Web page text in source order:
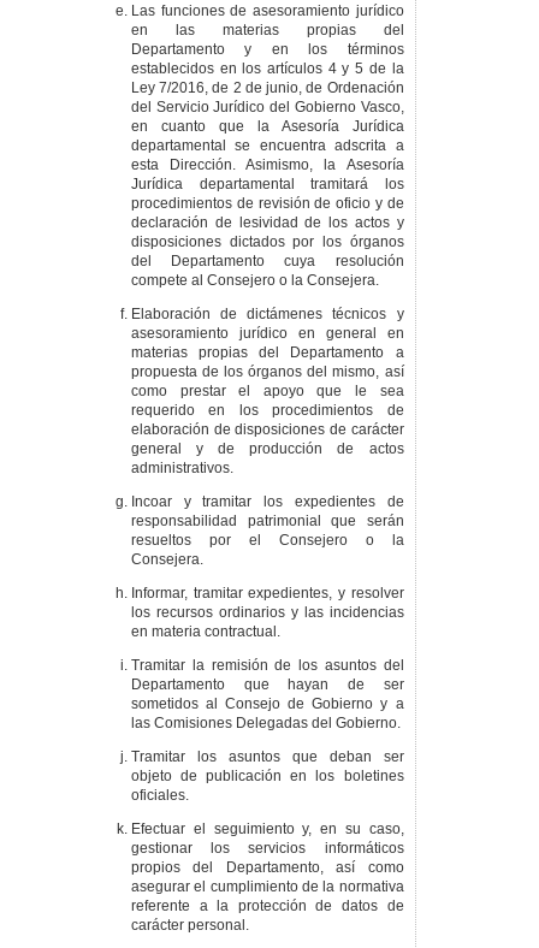
Las funciones de asesoramiento jurídico
en las materias propias del
Departamento y en los términos
establecidos en los artículos 4 y 5 de la
Ley 7/2016, de 2 de junio, de Ordenación
del Servicio Jurídico del Gobierno Vasco,
en cuanto que la Asesoría Jurídica
departamental se encuentra adscrita a
esta Dirección. Asimismo, la Asesoría
Jurídica departamental tramitará los
procedimientos de revisión de oficio y de
declaración de lesividad de los actos y
disposiciones dictados por los órganos
del Departamento cuya resolución
compete al Consejero o la Consejera.
Elaboración de dictámenes técnicos y
asesoramiento jurídico en general en
materias propias del Departamento a
propuesta de los órganos del mismo, así
como prestar el apoyo que le sea
requerido en los procedimientos de
elaboración de disposiciones de carácter
general y de producción de actos
administrativos.
Incoar y tramitar los expedientes de
responsabilidad patrimonial que serán
resueltos por el Consejero o la
Consejera.
Informar, tramitar expedientes, y resolver
los recursos ordinarios y las incidencias
en materia contractual.
Tramitar la remisión de los asuntos del
Departamento que hayan de ser
sometidos al Consejo de Gobierno y a
las Comisiones Delegadas del Gobierno.
Tramitar los asuntos que deban ser
objeto de publicación en los boletines
oficiales.
Efectuar el seguimiento y, en su caso,
gestionar los servicios informáticos
propios del Departamento, así como
asegurar el cumplimiento de la normativa
referente a la protección de datos de
carácter personal.